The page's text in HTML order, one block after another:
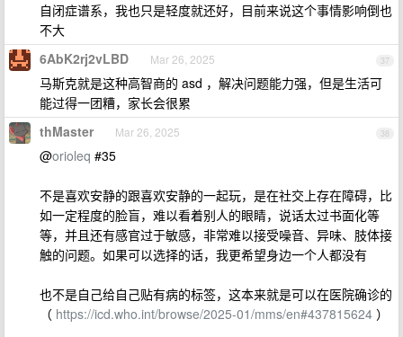
自闭症谱系，我也只是轻度就还好，目前来说这个事情影响倒也
不大
37
6AbK2rj2vLBD Mar 26, 2025
马斯克就是这种高智商的 asd ，解决问题能力强，但是生活可
能过得一团糟，家长会很累
38
thMaster Mar 26, 2025
@orioleq #35
不是喜欢安静的跟喜欢安静的一起玩，是在社交上存在障碍，比
如一定程度的脸盲，难以看着别人的眼睛，说话太过书面化等
等，并且还有感官过于敏感，非常难以接受噪音、异味、肢体接
触的问题。如果可以选择的话，我更希望身边一个人都没有
也不是自己给自己贴有病的标签，这本来就是可以在医院确诊的
（ https://icd.who.int/browse/2025-01/mms/en#437815624 ）